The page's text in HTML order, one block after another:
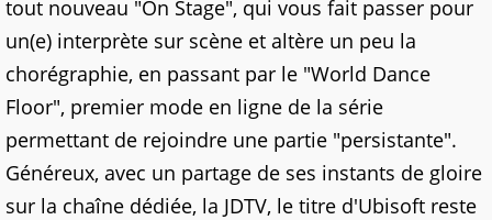
tout nouveau "On Stage", qui vous fait passer pour
un(e) interprète sur scène et altère un peu la
chorégraphie, en passant par le "World Dance
Floor", premier mode en ligne de la série
permettant de rejoindre une partie "persistante".
Généreux, avec un partage de ses instants de gloire
sur la chaîne dédiée, la JDTV, le titre d'Ubisoft reste